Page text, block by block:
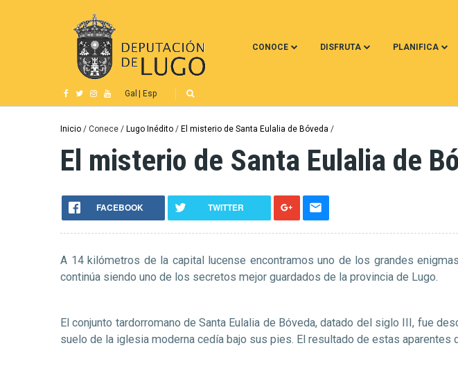
CONOCE DISFRUTA PLANIFICA
Gal Esp
Ruta
de
navegación
Inicio Conece Lugo Inédito El misterio de Santa Eulalia de Bóveda
El misterio de Santa Eulalia de
FACEBOOK TWITTER
A 14 kilómetros de la capital lucense encontramos uno de los grandes
continúa siendo uno de los secretos mejor guardados de la provincia de Lugo.
El conjunto tardorromano de Santa Eulalia de Bóveda, datado del siglo III, fue
suelo de la iglesia moderna cedía bajo sus pies. El resultado de estas